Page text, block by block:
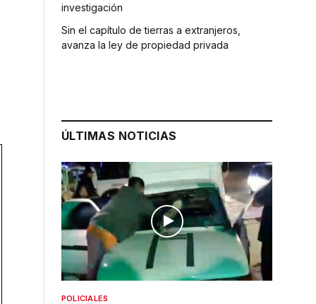
investigación
Sin el capítulo de tierras a extranjeros,
avanza la ley de propiedad privada
ÚLTIMAS NOTICIAS
POLICIALES